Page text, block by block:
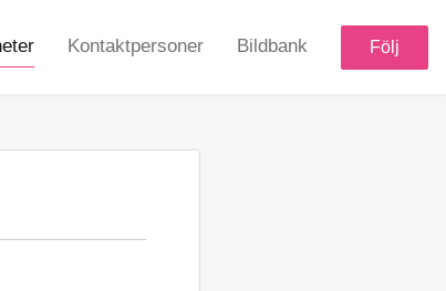
Kontaktpersoner Bildbank Följ